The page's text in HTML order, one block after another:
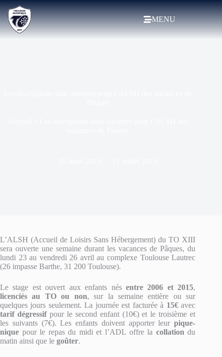
MENU
L’ALSH (Accueil de Loisirs Sans Hébergement) du TO XIII
sera ouverte une semaine durant les vacances de Pâques, du
lundi 23 au vendredi 26 avril au complexe Toulouse Lautrec
(26 impasse Barthe, 31 200 Toulouse).
Le stage est ouvert aux enfants nés entre 2006 et 2015,
licenciés au TO ou non, sur la semaine entière ou sur
quelques jours seulement. La journée est facturée à 15€avec
tarif dégressifpour le second enfant (10€) et le troisième et
les suivants (7€). Les enfants doivent apporter leurpique-
nique pour le repas du midi et l’ADL offre la collation du
matin ainsi que le goûter.